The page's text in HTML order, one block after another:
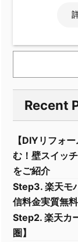
Recent
【DIYリフォ
む！壁スイッ
をご紹介
Step3. 楽天モ
信料金実質無
Step2. 楽天カ
圏】